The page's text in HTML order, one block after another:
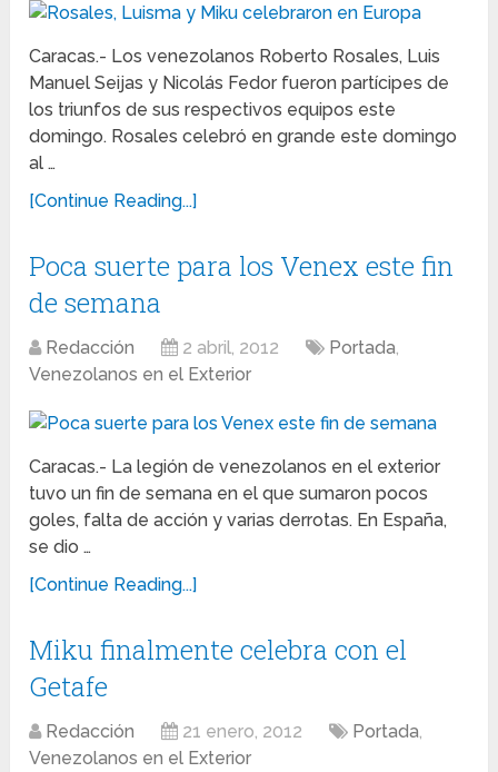
Caracas.- Los venezolanos Roberto Rosales, Luis
Manuel Seijas y Nicolás Fedor fueron partícipes de
los triunfos de sus respectivos equipos este
domingo. Rosales celebró en grande este domingo
al …
[Continue Reading...]
Poca suerte para los Venex este fin
de semana
Redacción 2 abril, 2012 Portada,
Venezolanos en el Exterior
Caracas.- La legión de venezolanos en el exterior
tuvo un fin de semana en el que sumaron pocos
goles, falta de acción y varias derrotas. En España,
se dio …
[Continue Reading...]
Miku finalmente celebra con el
Getafe
Redacción 21 enero, 2012 Portada,
Venezolanos en el Exterior